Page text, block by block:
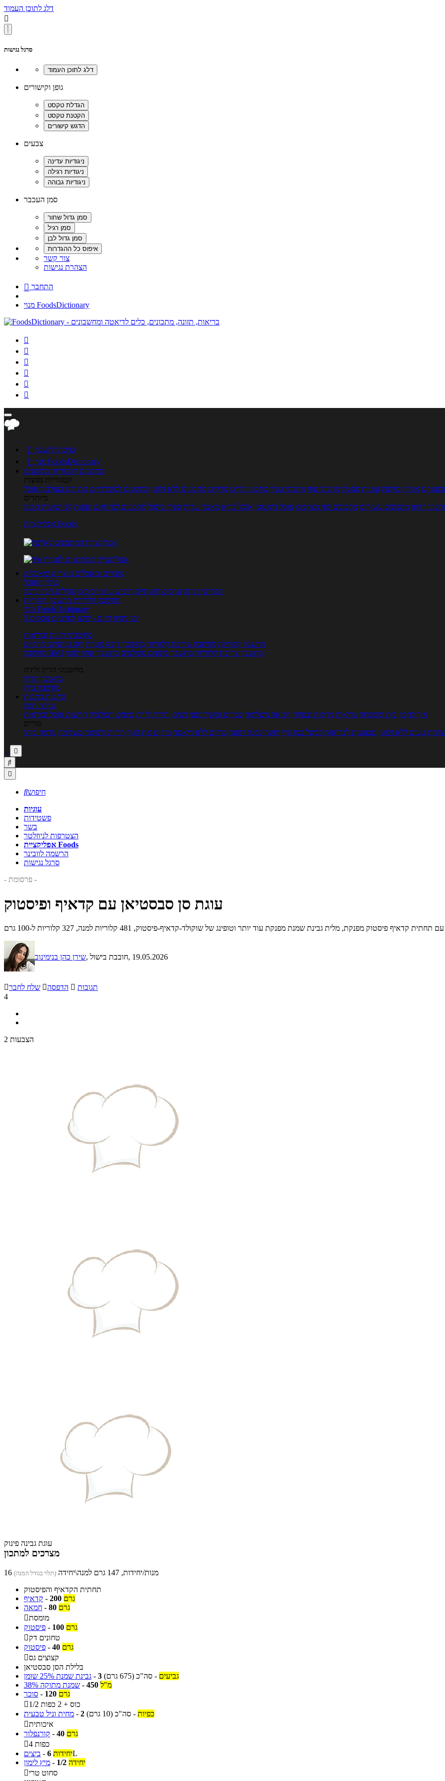
דלג לתוכן העמוד

סרגל נגישות
גופן וקישורים
צבעים
סמן העכבר
צור קשר
הצהרת נגישות
 התחבר
מנוי FoodsDictionary






 כניסה לחשבון

מנוי FoodsDictionary
מתכונים קטגוריות מתכונים
קטגוריות נפוצות
אפייה מוקפץ עוגיות פסטה מתכוני עוף מתכוני בשר מתכוני ילדים מרקים מתכונים ללא גלוטן מתכונים לסוכרתיים טרנדים בעולם האוכל
מיוחדים
וידאו מתכונים עשירים מתכונים לפי מצרכים אוכל דיאטטי אוכל בריא מאכלי עדות ספרי בישול מתכונים לפי חגים ועונות לפי שיטות הכנה
אפליקציית Foods
מוצרים ומאכלים מוצרים ומאכלים
מילון האוכל
תפריטי תזונה ערכים תזונתיים חיפוש ע"פ רכיבים מכילים הכי הרבה
מחשבון קלוריות מחשבון קלוריות
מנוי FoodsDictionary
5 ימי ניסיון חינם - לחצו לפרטים נוספים
מחשבוני תזונה ובריאות
מחשבון קלוריות מחשבון שריפת קלוריות מחשבון דופק מטרה יחס מותניים לירכיים
מחשבון BMI
מחשבון צריכת קלוריות מחשבון מינונים מומלצים מחשבון אחוז שומן
מחשבוני הריון ולידה
מחשבון הריון
מחשבון ביוץ
כתבות כתבות
ערוצי תוכן
איך להכין בית ומשפחה בריאות מחלות ובעיות רפואה משלימה ספורט וכושר גופני נשים, הריון ולידה טיפים והמלצות חדשות אוכל ובריאות
טורים
טעים ללא גלוטן טבעונות לבריאות לבשל כמו שף תזונה לבטן רגועה מרזים ללא דיאטה מזיזים את הגוף הרזיה ורפואה משלימה גורמה ביתי



חיפוש
עוגיות
פשטידות
בשר
הצטרפות לניוזלטר
אפליקציית Foods
הרשמה לוובינר
סרגל נגישות
- פרסומת -
עוגת סן סבסטיאן עם קדאיף ופיסטוק
פיסטוק מפנקת, מלית גבינת שמנת מפנקת עוד יותר וטופינג של שוקולד-קדאיף-פיסטוק, 481 קלוריות למנה, 327 קלוריות ל-100 גרם
שירן כהן בנימינוב , חובבת בישול, 19.05.2026
שלח לחבר הדפסה  תגובות
4
2 הצבעות
עוגת גבינה פינוק
מצרכים למתכון
16 מנות/יחידות, 147 גרם למנה\יחידה (תלוי בגודל המנה)
תחתית הקדאיף והפיסטוק
קדאיף - 200 גרם
חמאה - 80 גרם
מומסת
פיסטוק - 100 גרם
טחונים דק
פיסטוק - 40 גרם
קצוצים גס
בלילת הסן סבסטיאן
גבינת שמנת 25% שומן - 3 גביעים - סה"כ (675 גרם)
שמנת מתוקה 38% - 450 מ"ל
סוכר - 120 גרם

1/2 כוס + 2 כפות
מחית וניל טבעית - 2 כפיות - סה"כ (10 גרם)
איכותית
קורנפלור - 40 גרם

4 כפות
ביצים - 6 יחידותL
מיץ לימון - 1/2 יחידה
סחוט טרי